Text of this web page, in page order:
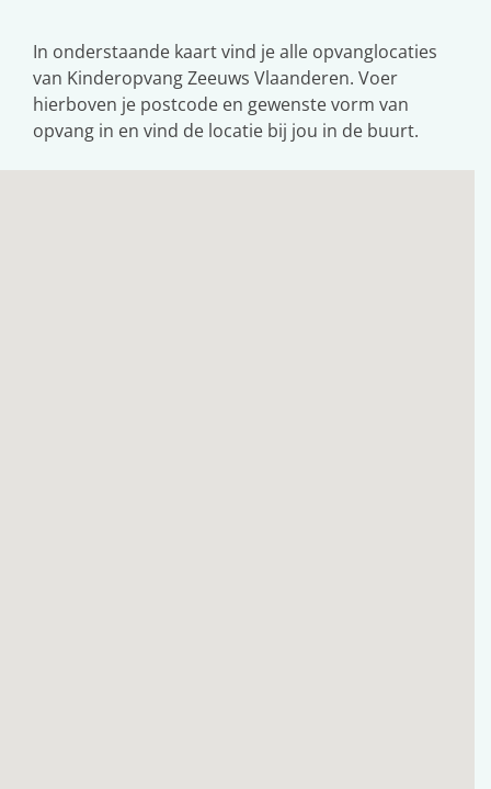
In onderstaande kaart vind je alle opvanglocaties
van Kinderopvang Zeeuws Vlaanderen. Voer
hierboven je postcode en gewenste vorm van
opvang in en vind de locatie bij jou in de buurt.